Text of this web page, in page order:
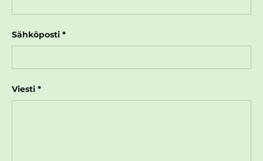
Sähköposti
Viesti